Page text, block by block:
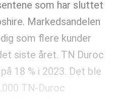
som har sluttet
Markedsandelen
som flere kunder
siste året. TN Duroc
18 % i 2023. Det ble
TN-Duroc